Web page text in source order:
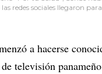
redes sociales llegaron
a hacerse
televisión